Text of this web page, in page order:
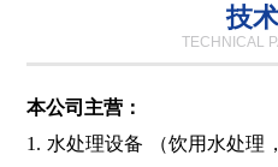
技
TECHNICAL
本公司主营：
1. 水处理设备
（饮用水处理